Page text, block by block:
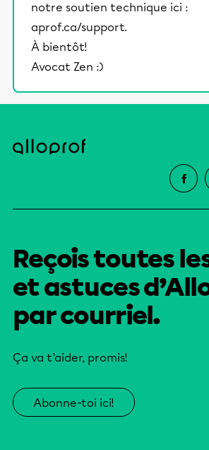
notre soutien technique ici :
aprof.ca/support.
À bientôt!
Avocat Zen :)
Reçois toutes
et astuces
par courriel.
Ça va t’aider, promis!
Abonne-toi ici!